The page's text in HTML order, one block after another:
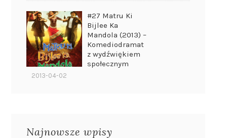
#27 Matru Ki
Bijlee Ka
Mandola (2013) –
Komediodramat
z wydźwiękiem
społecznym
2013-04-02
Najnowsze wpisy